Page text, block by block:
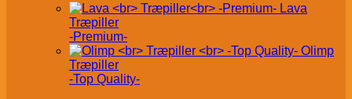
Lava
Træpiller
-Premium-
Olimp
Træpiller
-Top Quality-